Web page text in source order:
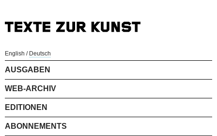
English / Deutsch
AUSGABEN
WEB-ARCHIV
EDITIONEN
ABONNEMENTS